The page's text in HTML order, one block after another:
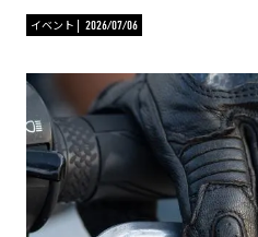
イベント 2026/07/06